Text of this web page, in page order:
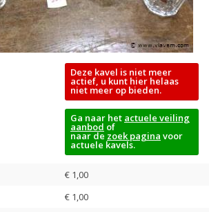
Deze kavel is niet meer
actief, u kunt hier helaas
niet meer op bieden.
Ga naar het actuele veiling
aanbod of
naar de zoek pagina voor
actuele kavels.
€ 1,00
€ 1,00